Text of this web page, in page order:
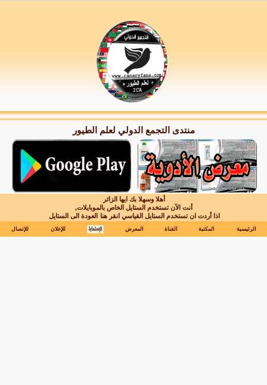
منتدى التجمع الدولي لعلم الطيور
أهلا وسهلا بك ايها الزائر
أنت الآن تستخدم الستايل الخاص بالموبايلات,
اذا أردت ان تستخدم الستايل القياسي انقر هنا العودة الى الستايل
الرئيسية المكتبة القناة المعرض للإعلان للإتصال